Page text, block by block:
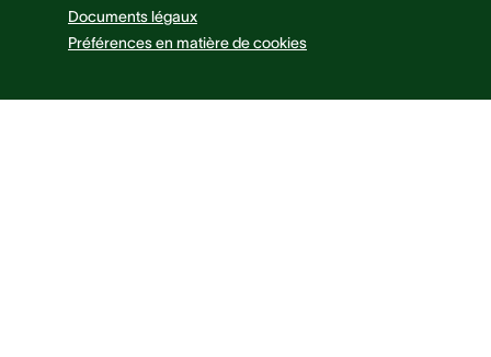
Documents légaux
Préférences en matière de cookies